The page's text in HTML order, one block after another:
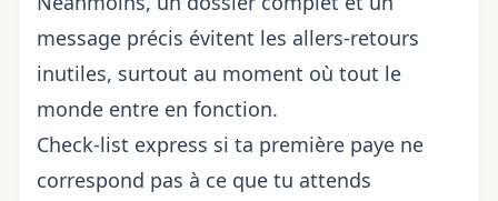
message précis évitent les allers-retours
inutiles, surtout au moment où tout le
monde entre en fonction.
Check-list express si ta première paye ne
correspond pas à ce que tu attends